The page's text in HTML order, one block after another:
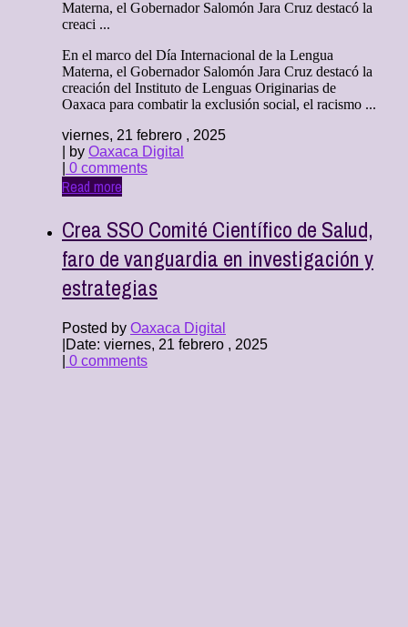
Materna, el Gobernador Salomón Jara Cruz destacó la
creaci ...
En el marco del Día Internacional de la Lengua
Materna, el Gobernador Salomón Jara Cruz destacó la
creación del Instituto de Lenguas Originarias de
Oaxaca para combatir la exclusión social, el racismo ...
viernes, 21 febrero , 2025
| by Oaxaca Digital
0 comments
Read more
Crea SSO Comité Científico de Salud,
faro de vanguardia en investigación y
estrategias
Posted by Oaxaca Digital
Date: viernes, 21 febrero , 2025
0 comments